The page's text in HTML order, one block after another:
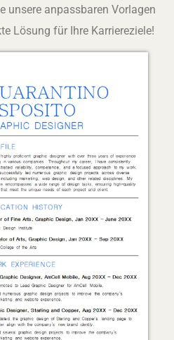
unsere anpassbaren Vorlagen
Lösung für Ihre Karriereziele!